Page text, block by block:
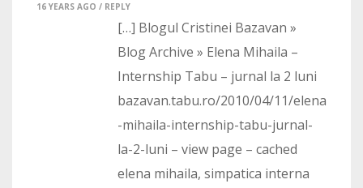
16 YEARS AGO / REPLY
[…] Blogul Cristinei Bazavan »
Blog Archive » Elena Mihaila –
Internship Tabu – jurnal la 2 luni
bazavan.tabu.ro/2010/04/11/elena
-mihaila-internship-tabu-jurnal-
la-2-luni – view page – cached
elena mihaila, simpatica interna